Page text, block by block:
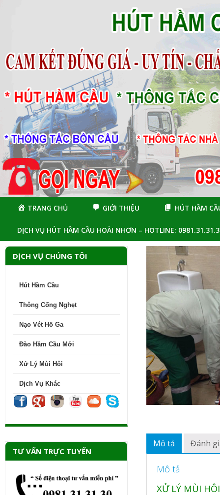
TRANG CHỦ GIỚI THIỆU HÚT HẦM
DỊCH VỤ HÚT HẦM CẦU HOÀI NHƠN – HOTLINE:
Mô tả Đánh
Mô tả
XỬ LÝ MÙI HÔI
DỊCH VỤ CHÚNG TÔI
Hút Hầm Cầu
Thông Cống Nghẹt
Nạo Vét Hố Ga
Đào Hầm Cầu Mới
Xử Lý Mùi Hôi
Dịch Vụ Khác
TƯ VẤN TRỰC TUYẾN